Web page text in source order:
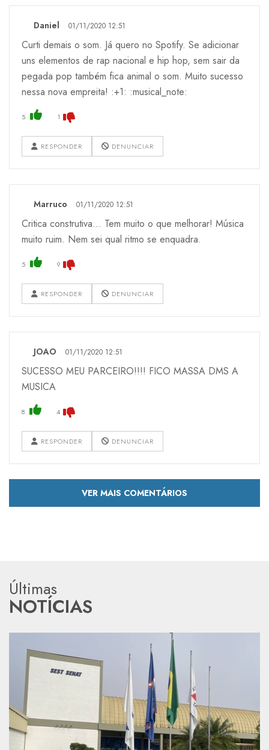
Daniel 01/11/2020 12:51
Curti demais o som. Já quero no Spotify. Se adicionar
uns elementos de rap nacional e hip hop, sem sair da
pegada pop também fica animal o som. Muito sucesso
nessa nova empreita! :+1: :musical_note:
5 1
RESPONDER DENUNCIAR
Marruco 01/11/2020 12:51
Critica construtiva... Tem muito o que melhorar! Música
muito ruim. Nem sei qual ritmo se enquadra.
5 9
RESPONDER DENUNCIAR
JOAO 01/11/2020 12:51
SUCESSO MEU PARCEIRO!!!! FICO MASSA DMS A
MUSICA
8 4
RESPONDER DENUNCIAR
VER MAIS COMENTÁRIOS
Últimas
NOTÍCIAS